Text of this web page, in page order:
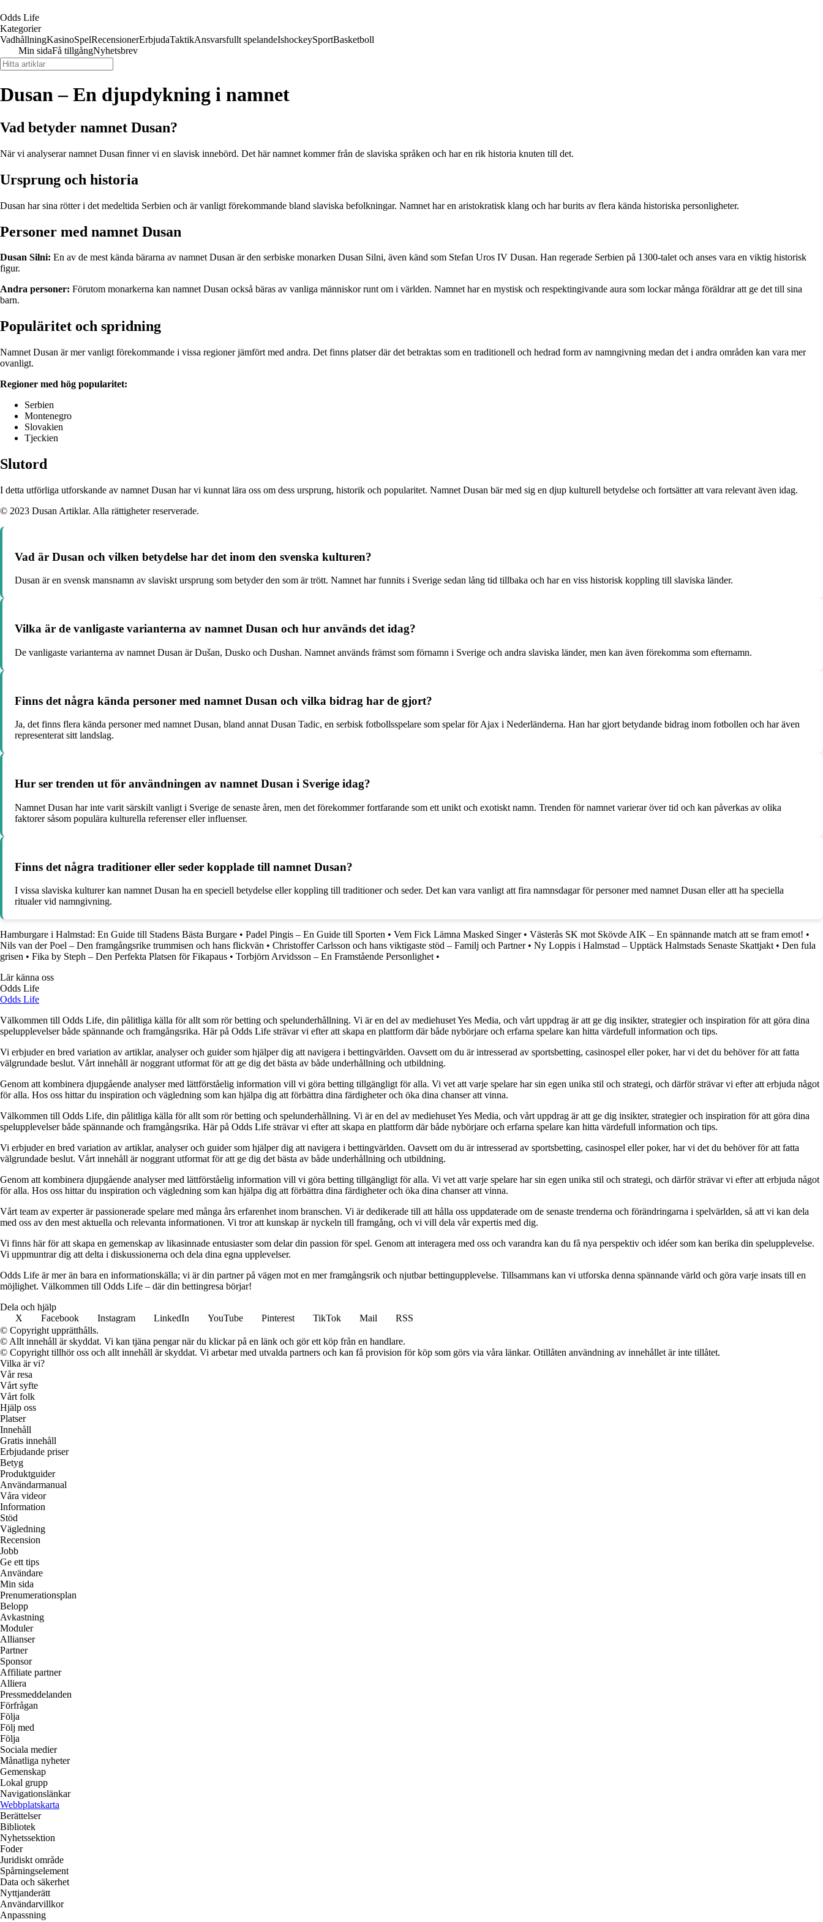
Odds Life
Kategorier
VadhållningKasinoSpelRecensionerErbjudaTaktikAnsvarsfullt spelandeIshockeySportBasketboll
Min sidaFå tillgångNyhetsbrev
Dusan – En djupdykning i namnet
Vad betyder namnet Dusan?
När vi analyserar namnet Dusan finner vi en slavisk innebörd. Det här namnet kommer från de slaviska språken och har en rik historia knuten till det.
Ursprung och historia
Dusan har sina rötter i det medeltida Serbien och är vanligt förekommande bland slaviska befolkningar. Namnet har en aristokratisk klang och har burits av flera kända historiska personligheter.
Personer med namnet Dusan
Dusan Silni: En av de mest kända bärarna av namnet Dusan är den serbiske monarken Dusan Silni, även känd som Stefan Uros IV Dusan. Han regerade Serbien på 1300-talet och anses vara en viktig historisk
figur.
Andra personer: Förutom monarkerna kan namnet Dusan också bäras av vanliga människor runt om i världen. Namnet har en mystisk och respektingivande aura som lockar många föräldrar att ge det till sina
barn.
Populäritet och spridning
Namnet Dusan är mer vanligt förekommande i vissa regioner jämfört med andra. Det finns platser där det betraktas som en traditionell och hedrad form av namngivning medan det i andra områden kan vara mer
ovanligt.
Regioner med hög popularitet:
Serbien
Montenegro
Slovakien
Tjeckien
Slutord
I detta utförliga utforskande av namnet Dusan har vi kunnat lära oss om dess ursprung, historik och popularitet. Namnet Dusan bär med sig en djup kulturell betydelse och fortsätter att vara relevant även idag.
© 2023 Dusan Artiklar. Alla rättigheter reserverade.
Vad är Dusan och vilken betydelse har det inom den svenska kulturen?
Dusan är en svensk mansnamn av slaviskt ursprung som betyder den som är trött. Namnet har funnits i Sverige sedan lång tid tillbaka och har en viss historisk koppling till slaviska länder.
Vilka är de vanligaste varianterna av namnet Dusan och hur används det idag?
De vanligaste varianterna av namnet Dusan är Dušan, Dusko och Dushan. Namnet används främst som förnamn i Sverige och andra slaviska länder, men kan även förekomma som efternamn.
Finns det några kända personer med namnet Dusan och vilka bidrag har de gjort?
Ja, det finns flera kända personer med namnet Dusan, bland annat Dusan Tadic, en serbisk fotbollsspelare som spelar för Ajax i Nederländerna. Han har gjort betydande bidrag inom fotbollen och har även
representerat sitt landslag.
Hur ser trenden ut för användningen av namnet Dusan i Sverige idag?
Namnet Dusan har inte varit särskilt vanligt i Sverige de senaste åren, men det förekommer fortfarande som ett unikt och exotiskt namn. Trenden för namnet varierar över tid och kan påverkas av olika
faktorer såsom populära kulturella referenser eller influenser.
Finns det några traditioner eller seder kopplade till namnet Dusan?
I vissa slaviska kulturer kan namnet Dusan ha en speciell betydelse eller koppling till traditioner och seder. Det kan vara vanligt att fira namnsdagar för personer med namnet Dusan eller att ha speciella
ritualer vid namngivning.
Hamburgare i Halmstad: En Guide till Stadens Bästa Burgare • Padel Pingis – En Guide till Sporten • Vem Fick Lämna Masked Singer• Västerås SK mot Skövde AIK – En spännande match att se fram emot! •
Nils van der Poel – Den framgångsrike trummisen och hans flickvän • Christoffer Carlsson och hans viktigaste stöd – Familj och Partner• Ny Loppis i Halmstad – Upptäck Halmstads Senaste Skattjakt • Den fula
grisen • Fika by Steph – Den Perfekta Platsen för Fikapaus • Torbjörn Arvidsson – En Framstående Personlighet •
Lär känna oss
Odds Life
Odds Life
Välkommen till Odds Life, din pålitliga källa för allt som rör betting och spelunderhållning. Vi är en del av mediehuset Yes Media, och vårt uppdrag är att ge dig insikter, strategier och inspiration för att göra dina
spelupplevelser både spännande och framgångsrika. Här på Odds Life strävar vi efter att skapa en plattform där både nybörjare och erfarna spelare kan hitta värdefull information och tips.
Vi erbjuder en bred variation av artiklar, analyser och guider som hjälper dig att navigera i bettingvärlden. Oavsett om du är intresserad av sportsbetting, casinospel eller poker, har vi det du behöver för att fatta
välgrundade beslut. Vårt innehåll är noggrant utformat för att ge dig det bästa av både underhållning och utbildning.
Genom att kombinera djupgående analyser med lättförståelig information vill vi göra betting tillgängligt för alla. Vi vet att varje spelare har sin egen unika stil och strategi, och därför strävar vi efter att erbjuda något
för alla. Hos oss hittar du inspiration och vägledning som kan hjälpa dig att förbättra dina färdigheter och öka dina chanser att vinna.
Välkommen till Odds Life, din pålitliga källa för allt som rör betting och spelunderhållning. Vi är en del av mediehuset Yes Media, och vårt uppdrag är att ge dig insikter, strategier och inspiration för att göra dina
spelupplevelser både spännande och framgångsrika. Här på Odds Life strävar vi efter att skapa en plattform där både nybörjare och erfarna spelare kan hitta värdefull information och tips.
Vi erbjuder en bred variation av artiklar, analyser och guider som hjälper dig att navigera i bettingvärlden. Oavsett om du är intresserad av sportsbetting, casinospel eller poker, har vi det du behöver för att fatta
välgrundade beslut. Vårt innehåll är noggrant utformat för att ge dig det bästa av både underhållning och utbildning.
Genom att kombinera djupgående analyser med lättförståelig information vill vi göra betting tillgängligt för alla. Vi vet att varje spelare har sin egen unika stil och strategi, och därför strävar vi efter att erbjuda något
för alla. Hos oss hittar du inspiration och vägledning som kan hjälpa dig att förbättra dina färdigheter och öka dina chanser att vinna.
Vårt team av experter är passionerade spelare med många års erfarenhet inom branschen. Vi är dedikerade till att hålla oss uppdaterade om de senaste trenderna och förändringarna i spelvärlden, så att vi kan dela
med oss av den mest aktuella och relevanta informationen. Vi tror att kunskap är nyckeln till framgång, och vi vill dela vår expertis med dig.
Vi finns här för att skapa en gemenskap av likasinnade entusiaster som delar din passion för spel. Genom att interagera med oss och varandra kan du få nya perspektiv och idéer som kan berika din spelupplevelse.
Vi uppmuntrar dig att delta i diskussionerna och dela dina egna upplevelser.
Odds Life är mer än bara en informationskälla; vi är din partner på vägen mot en mer framgångsrik och njutbar bettingupplevelse. Tillsammans kan vi utforska denna spännande värld och göra varje insats till en
möjlighet. Välkommen till Odds Life – där din bettingresa börjar!
Dela och hjälp
X
Facebook Instagram LinkedIn YouTube Pinterest TikTok Mail
RSS
© Copyright upprätthålls.
© Allt innehåll är skyddat. Vi kan tjäna pengar när du klickar på en länk och gör ett köp från en handlare.
© Copyright tillhör oss och allt innehåll är skyddat. Vi arbetar med utvalda partners och kan få provision för köp som görs via våra länkar. Otillåten användning av innehållet är inte tillåtet.
Vilka är vi?
Vår resa
Vårt syfte
Vårt folk
Hjälp oss
Platser
Innehåll
Gratis innehåll
Erbjudande priser
Betyg
Produktguider
Användarmanual
Våra videor
Information
Stöd
Vägledning
Recension
Jobb
Ge ett tips
Användare
Min sida
Prenumerationsplan
Belopp
Avkastning
Moduler
Allianser
Partner
Sponsor
Affiliate partner
Alliera
Pressmeddelanden
Förfrågan
Följa
Följ med
Följa
Sociala medier
Månatliga nyheter
Gemenskap
Lokal grupp
Navigationslänkar
Webbplatskarta
Berättelser
Bibliotek
Nyhetssektion
Foder
Juridiskt område
Spårningselement
Data och säkerhet
Nyttjanderätt
Användarvillkor
Anpassning